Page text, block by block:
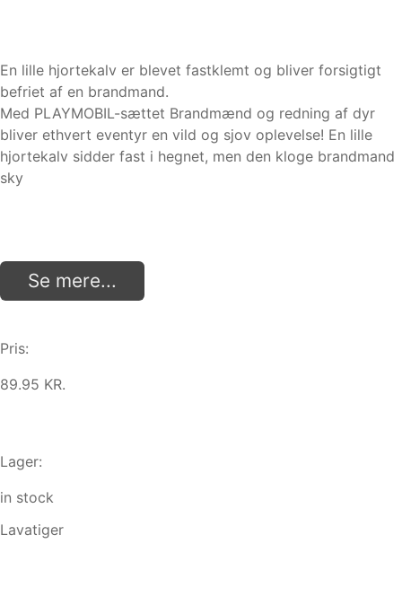
En lille hjortekalv er blevet fastklemt og bliver forsigtigt
befriet af en brandmand.
Med PLAYMOBIL-sættet Brandmænd og redning af dyr
bliver ethvert eventyr en vild og sjov oplevelse! En lille
hjortekalv sidder fast i hegnet, men den kloge brandmand
sky
Se mere...
Pris:
89.95 KR.
Lager:
in stock
Lavatiger